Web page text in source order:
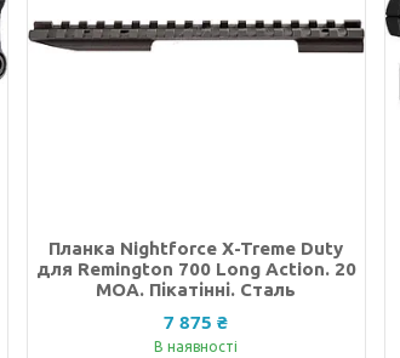
Планка Nightforce X-Treme Duty
для Remington 700 Long Action. 20
MOA. Пікатінні. Сталь
7 875 ₴
В наявності